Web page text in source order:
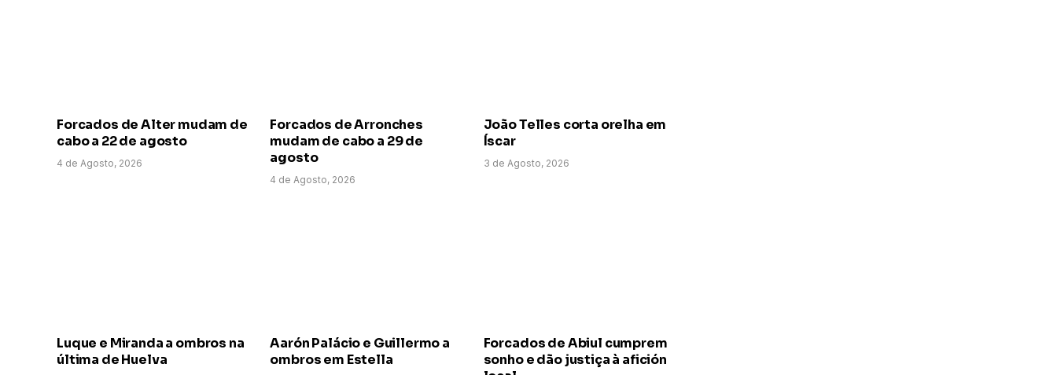
Forcados de Alter mudam de
cabo a 22 de agosto
4 de Agosto, 2026
Forcados de Arronches
mudam de cabo a 29 de
agosto
4 de Agosto, 2026
João Telles corta orelha em
Íscar
3 de Agosto, 2026
Luque e Miranda a ombros na
última de Huelva
Aarón Palácio e Guillermo a
ombros em Estella
Forcados de Abiul cumprem
sonho e dão justiça à afición